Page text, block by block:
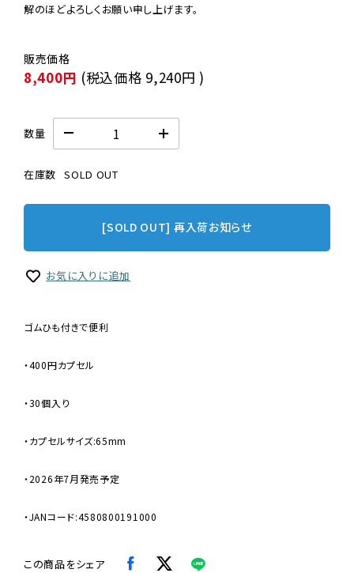
解のほどよろしくお願い申し上げます。
8,400円 (税込価格 9,240円 )
数量
在庫数 SOLD OUT
[SOLD OUT] 再入荷お知らせ
お気に入りに追加
ゴムひも付きで便利
・400円カプセル
・30個入り
・カプセルサイズ:65mm
・2026年7月発売予定
・JANコード:4580800191000
この商品をシェア